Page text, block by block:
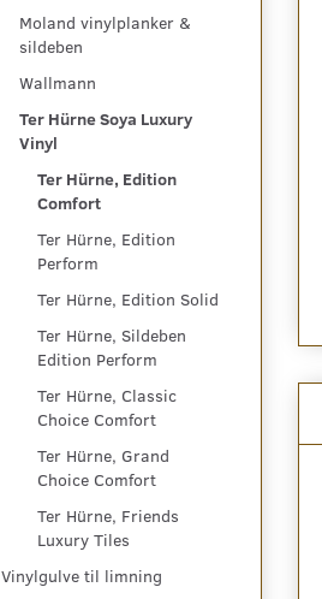
Moland vinylplanker &
sildeben
Wallmann
Ter Hürne Soya Luxury
Vinyl
Ter Hürne, Edition
Comfort
Ter Hürne, Edition
Perform
Ter Hürne, Edition Solid
Ter Hürne, Sildeben
Edition Perform
Ter Hürne, Classic
Choice Comfort
Ter Hürne, Grand
Choice Comfort
Ter Hürne, Friends
Luxury Tiles
Vinylgulve til limning
WOOD EDITION
COMFORT, PLANK, OAK
272,00 DKK
726,25 DKK pr
726,25 DKK
Se produktet